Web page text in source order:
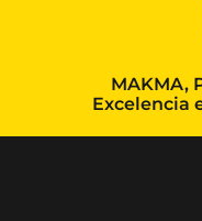
MAKMA,
Excelencia